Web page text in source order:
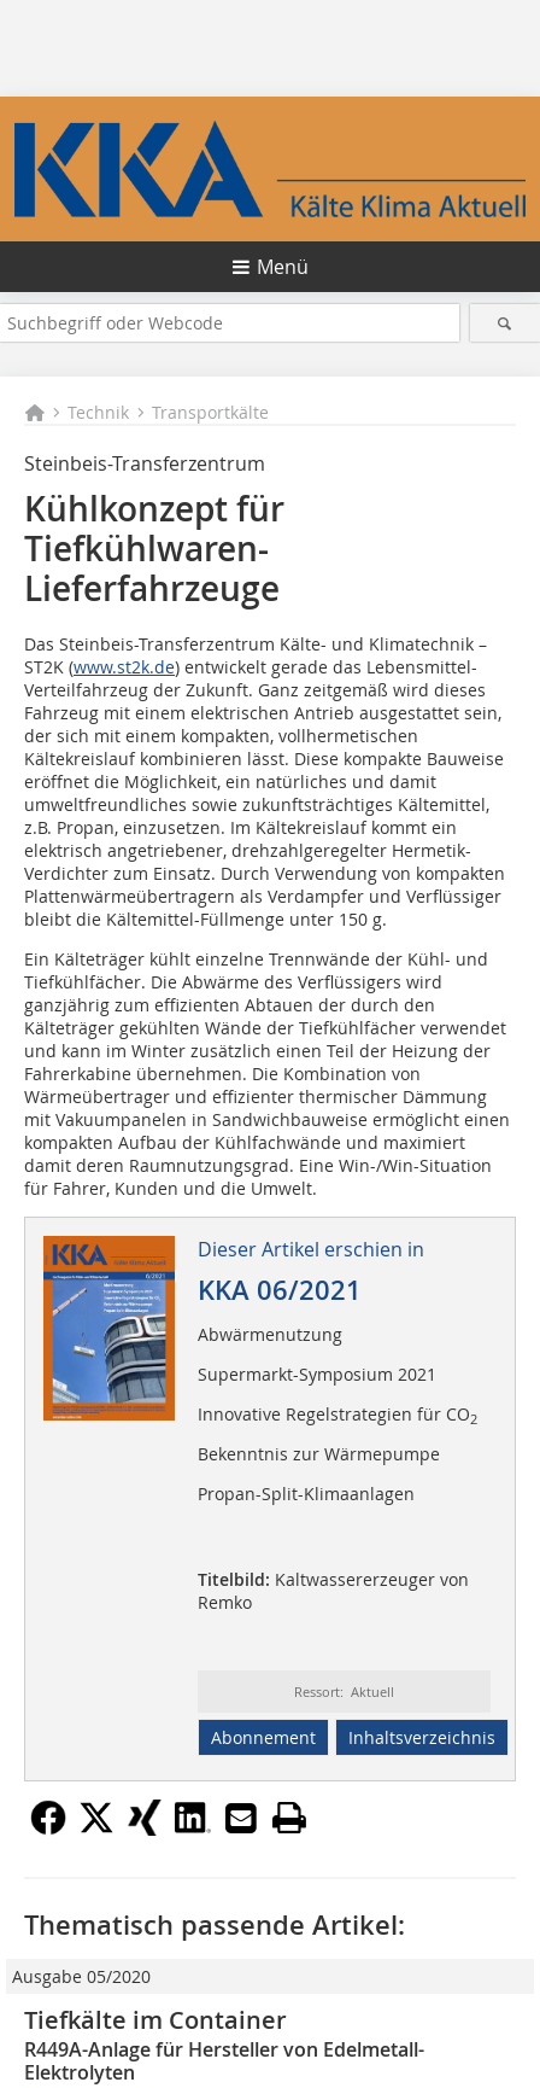
Menü
Technik Transportkälte
Steinbeis-Transferzentrum
Kühlkonzept für
Tiefkühlwaren-
Lieferfahrzeuge
Das Steinbeis-Transferzentrum Kälte- und Klimatechnik –
ST2K (www.st2k.de) entwickelt gerade das Lebensmittel-
Verteilfahrzeug der Zukunft. Ganz zeitgemäß wird dieses
Fahrzeug mit einem elektrischen Antrieb ausgestattet sein,
der sich mit einem kompakten, vollhermetischen
Kältekreislauf kombinieren lässt. Diese kompakte Bauweise
eröffnet die Möglichkeit, ein natürliches und damit
umweltfreundliches sowie zukunftsträchtiges Kältemittel,
z.B. Propan, einzusetzen. Im Kältekreislauf kommt ein
elektrisch angetriebener, drehzahlgeregelter Hermetik-
Verdichter zum Einsatz. Durch Verwendung von kompakten
Plattenwärmeübertragern als Verdampfer und Verflüssiger
bleibt die Kältemittel-Füllmenge unter 150 g.
Ein Kälteträger kühlt einzelne Trennwände der Kühl- und
Tiefkühlfächer. Die Abwärme des Verflüssigers wird
ganzjährig zum effizienten Abtauen der durch den
Kälteträger gekühlten Wände der Tiefkühlfächer verwendet
und kann im Winter zusätzlich einen Teil der Heizung der
Fahrerkabine übernehmen. Die Kombination von
Wärmeübertrager und effizienter thermischer Dämmung
mit Vakuumpanelen in Sandwichbauweise ermöglicht einen
kompakten Aufbau der Kühlfachwände und maximiert
damit deren Raumnutzungsgrad. Eine Win-/Win-Situation
für Fahrer, Kunden und die Umwelt.
Dieser Artikel erschien in
KKA 06/2021
Abwärmenutzung
Supermarkt-Symposium 2021
Innovative Regelstrategien für CO2
Bekenntnis zur Wärmepumpe
Propan-Split-Klimaanlagen
Titelbild: Kaltwassererzeuger von
Remko
Ressort: Aktuell
Abonnement Inhaltsverzeichnis
Thematisch passende Artikel:
Ausgabe 05/2020
Tiefkälte im Container
R449A-Anlage für Hersteller von Edelmetall-
Elektrolyten